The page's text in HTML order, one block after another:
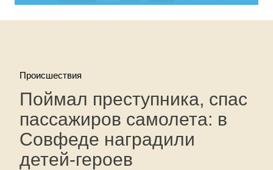
Происшествия
Поймал преступника, спас
пассажиров самолета: в
Совфеде наградили
детей-героев